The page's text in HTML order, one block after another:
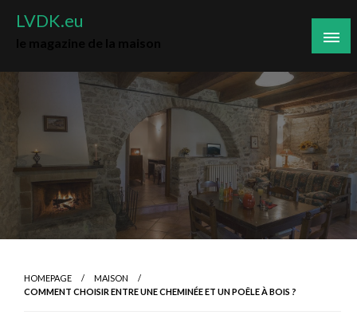
LVDK.eu
HOMEPAGE
MAISON
COMMENT CHOISIR ENTRE UNE CHEMINÉE ET UN POÊLE À BOIS ?